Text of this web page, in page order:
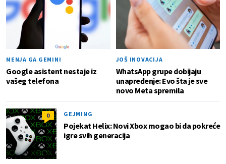
MENJA GA GEMINI
Google asistent nestaje iz
vašeg telefona
JOŠ INOVACIJA
WhatsApp grupe dobijaju
unapređenje: Evo šta je sve
novo Meta spremila
0 GEJMING
Pojekat Helix: Novi Xbox mogao bi da pokreće
igre svih generacija